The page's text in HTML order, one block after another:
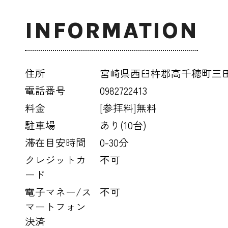
INFORMATION
住所
宮崎県西臼杵郡高千穂町三
電話番号
0982722413
料金
[参拝料]無料
駐車場
あり(10台)
滞在目安時間
0-30分
クレジットカ
ード
不可
電子マネー/ス
マートフォン
決済
不可